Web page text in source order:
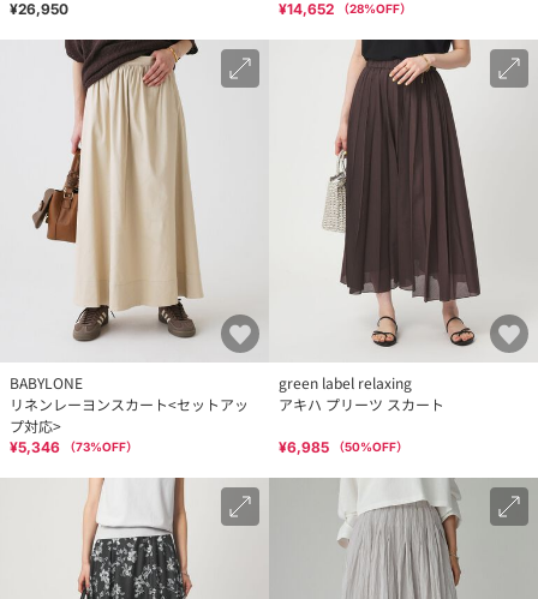
¥26,950 ¥14,652 （28%OFF）
BABYLONE
リネンレーヨンスカート<セットアッ
プ対応>
¥5,346 （73%OFF）
green label relaxing
アキハ プリーツ スカート
¥6,985 （50%OFF）